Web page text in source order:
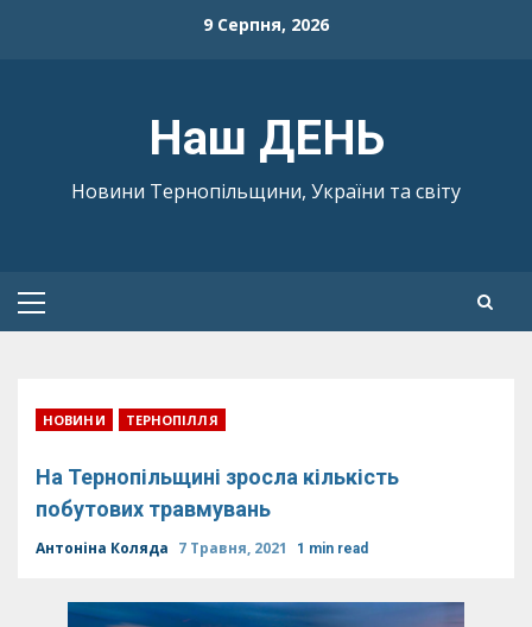
9 Серпня, 2026
Наш ДЕНЬ
Новини Тернопільщини, України та світу
Primary
НОВИНИ ТЕРНОПІЛЛЯ
На Тернопільщині зросла кількість
побутових травмувань
Антоніна Коляда 7 Травня, 2021 1 min read